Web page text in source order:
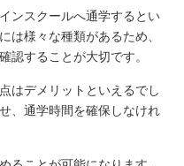
ンスクールへ通学するとい
は様々な種類があるため、
認することが大切です。
はデメリットといえるでし
、通学時間を確保しなけれ